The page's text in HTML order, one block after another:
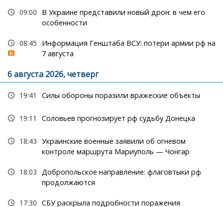
09:00
В Украине представили новый дрон: в чем его
особенности
08:45
Информация Генштаба ВСУ: потери армии рф на
7 августа
6 августа 2026, четверг
19:41 Силы обороны поразили вражеские объекты
19:11 Соловьев прогнозирует рф судьбу Донецка
18:43 Украинские военные заявили об огневом
контроле маршрута Мариуполь — Чонгар
18:03 Добропольское направление: флаговтыки рф
продолжаются
17:30 СБУ раскрыла подробности поражения